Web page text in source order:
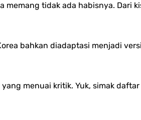
memang tidak ada habisnya.
bahkan diadaptasi menjadi
menuai kritik. Yuk, simak